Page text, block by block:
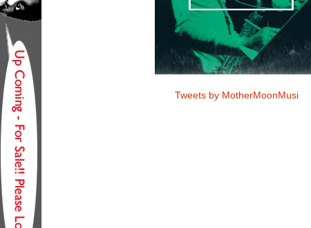
Tweets by MotherMoonMusi